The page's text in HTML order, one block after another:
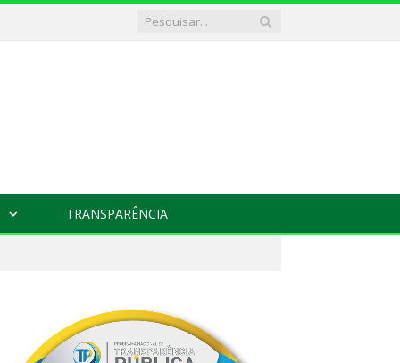
TRANSPARÊNCIA